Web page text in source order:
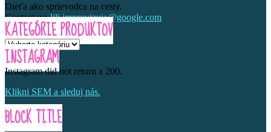
Dieťa ako sprievodca na cesty.
Contact us:lili.improvizuje@google.com
KATEGÓRIE PRODUKTOV
INSTAGRAM
Instagram did not return a 200.
Klikni SEM a sleduj nás.
BLOCK TITLE